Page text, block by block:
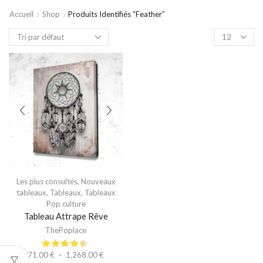
Accueil Shop Produits Identifiés “feather”
Les plus consultés, Nouveaux
tableaux, Tableaux, Tableaux
Pop culture
Tableau Attrape Rêve
ThePoplace
71.00€ – 1,268.00€